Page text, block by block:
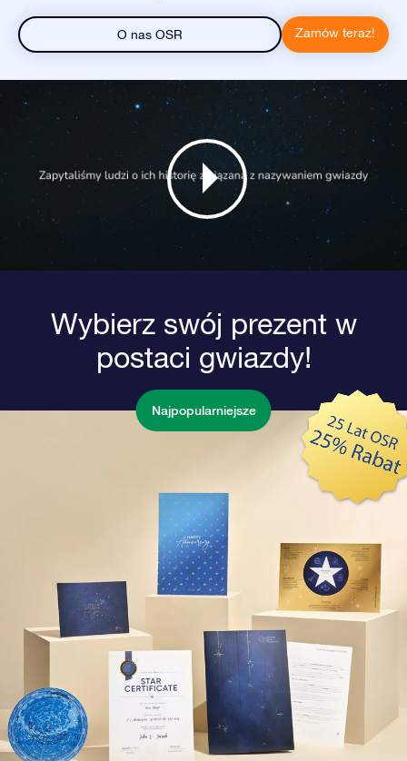
O nas OSR Zamów teraz!
Wybierz swój prezent w
postaci gwiazdy!
Najpopularniejsze